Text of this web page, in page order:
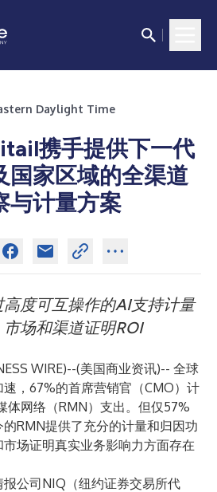
Daylight Time
携手提供下一代
国家区域的全渠道
与计量方案
度可互操作的AI支持计量
场和渠道证明ROI
WIRE)--(美国商业资讯)-- 全球
，67%的首席营销官（CMO）计
体网络（RMN）支出。但仅57%
RMN提供了充分的计量和归因功
场证明真实业务影响力方面存在
公司NIQ（纽约证券交易所代